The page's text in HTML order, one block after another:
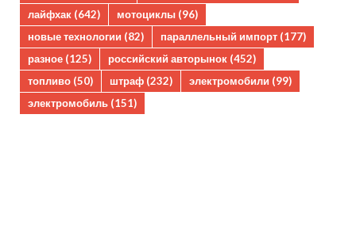
лайфхак (642) мотоциклы (96)
новые технологии (82) параллельный импорт (177)
разное (125) российский авторынок (452)
топливо (50) штраф (232) электромобили (99)
электромобиль (151)